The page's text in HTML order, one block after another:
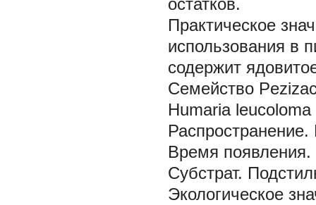
остатков.
Практическое
использования в
содержит
Семейство
Humaria
Распространение.
Время появления.
Субстрат.
Экологическое